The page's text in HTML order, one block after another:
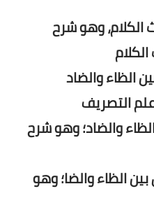
الكلام، وهو شرح
الظاء والضاد
التصريف
والضاد؛ وهو شرح
الظاء والضا؛ وهو